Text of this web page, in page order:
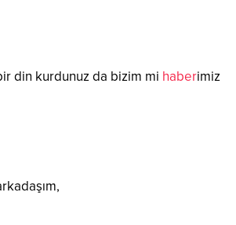
din kurdunuz da bizim mi haberimiz